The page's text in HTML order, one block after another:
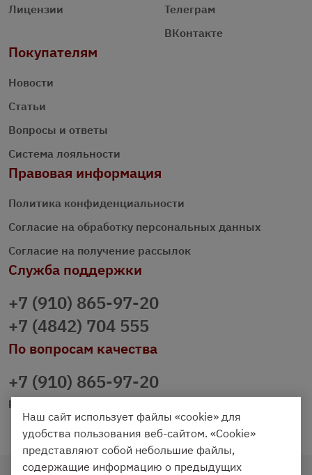
Лицензии
Телеграм
ВКонтакте
Покупателям
Новости
Статьи
Вопросы и ответы
Система лояльности
Правовая информация
Политика конфиденциальности
Согласие на обработку персональных данных
Согласие на получение рассылок
Служба поддержки
+7 (910) 865-97-20
+7 (4842) 704 555
По вопросам качества
+7 (910) 865-97-20
prazdnichniy40@palmi.ru
Наш сайт использует файлы «cookie» для
удобства пользования веб-сайтом. «Cookie»
представляют собой небольшие файлы,
содержащие информацию о предыдущих